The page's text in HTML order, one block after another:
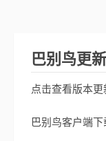
巴别鸟更
点击查看版本
巴别鸟客户端下